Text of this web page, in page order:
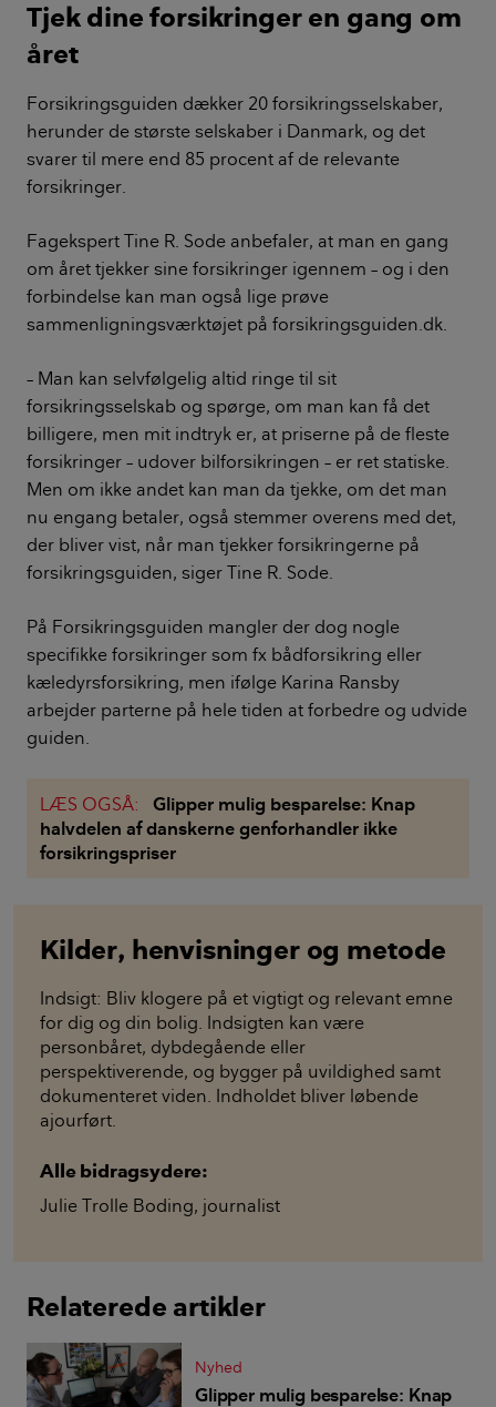
Tjek dine forsikringer en gang om
året
Forsikringsguiden dækker 20 forsikringsselskaber,
herunder de største selskaber i Danmark, og det
svarer til mere end 85 procent af de relevante
forsikringer.
Fagekspert Tine R. Sode anbefaler, at man en gang
om året tjekker sine forsikringer igennem – og i den
forbindelse kan man også lige prøve
sammenligningsværktøjet på forsikringsguiden.dk.
– Man kan selvfølgelig altid ringe til sit
forsikringsselskab og spørge, om man kan få det
billigere, men mit indtryk er, at priserne på de fleste
forsikringer – udover bilforsikringen – er ret statiske.
Men om ikke andet kan man da tjekke, om det man
nu engang betaler, også stemmer overens med det,
der bliver vist, når man tjekker forsikringerne på
forsikringsguiden, siger Tine R. Sode.
På Forsikringsguiden mangler der dog nogle
specifikke forsikringer som fx bådforsikring eller
kæledyrsforsikring, men ifølge Karina Ransby
arbejder parterne på hele tiden at forbedre og udvide
guiden.
LÆS OGSÅ:
Glipper mulig besparelse: Knap
halvdelen af danskerne genforhandler ikke
forsikringspriser
Kilder, henvisninger og metode
Indsigt: Bliv klogere på et vigtigt og relevant emne
for dig og din bolig. Indsigten kan være
personbåret, dybdegående eller
perspektiverende, og bygger på uvildighed samt
dokumenteret viden. Indholdet bliver løbende
ajourført.
Alle bidragsydere:
Julie Trolle Boding, journalist
Relaterede artikler
Nyhed
Glipper mulig besparelse: Knap